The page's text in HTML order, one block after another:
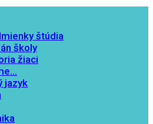
štúdia
školy
žiaci
jazyk